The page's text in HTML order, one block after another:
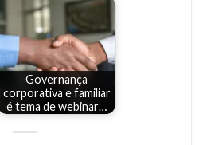
Governança
corporativa e familiar
é tema de webinar…